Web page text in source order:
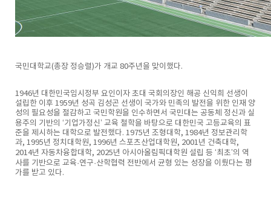
국민대학교(총장 정승렬)가 개교 80주년을 맞이했다.
1946년 대한민국임시정부 요인이자 초대 국회의장인 해공 신익희 선생이
설립한 이후 1959년 성곡 김성곤 선생이 국가와 민족의 발전을 위한 인재 양
성의 필요성을 절감하고 국민학원을 인수하면서 국민대는 공동체 정신과 실
용주의 기반의 ‘기업가정신’ 교육 철학을 바탕으로 대한민국 고등교육의 표
준을 제시하는 대학으로 발전했다. 1975년 조형대학, 1984년 정보관리학
과, 1995년 정치대학원, 1996년 스포츠산업대학원, 2001년 건축대학,
2014년 자동차융합대학, 2025년 아시아올림픽대학원 설립 등 ‘최초’의 역
사를 기반으로 교육·연구·산학협력 전반에서 균형 있는 성장을 이뤘다는 평
가를 받고 있다.